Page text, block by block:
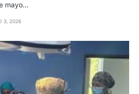
mayo…
3, 2026